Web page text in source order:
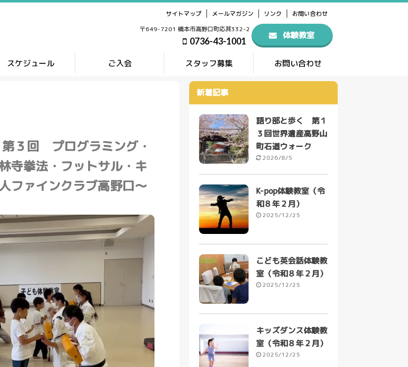
サイトマップ メールマガジン リンク お問い合わせ
0736-43-1001
体験教室
〒649-7201 橋本市高野口町応其332-2
スケジュール ご入会 スタッフ募集 お問い合わせ
第３回 プログラミング・
寺拳法・フットサル・キ
ファインクラブ高野口～
新着記事
語り部と歩く 第１
３回世界遺産高野山
町石道ウォーク
2026/8/5
K-pop体験教室（令
和８年２月）
2025/12/25
こども英会話体験教
室（令和８年２月）
2025/12/25
キッズダンス体験教
室（令和８年２月）
2025/12/25